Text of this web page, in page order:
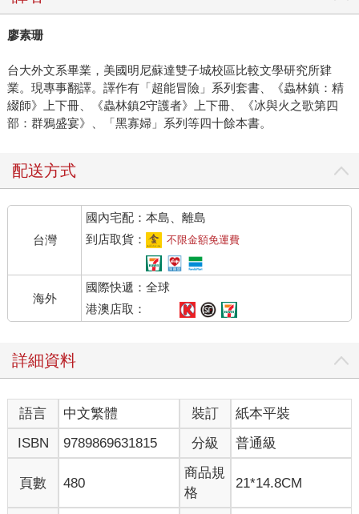
廖素珊
台大外文系畢業，美國明尼蘇達雙子城校區比較文學研究所肄
業。現專事翻譯。譯作有「超能冒險」系列套書、《蟲林鎮：精
綴師》上下冊、《蟲林鎮2守護者》上下冊、《冰與火之歌第四
部：群鴉盛宴》、「黑寡婦」系列等四十餘本書。
配送方式
台灣
國內宅配：本島、離島
到店取貨：
不限金額免運費
海外
國際快遞：全球
港澳店取：
詳細資料
語言 中文繁體 裝訂
紙本平裝
ISBN
9789869631815 分級 普通級
頁數 480
商品規
格
21*14.8CM